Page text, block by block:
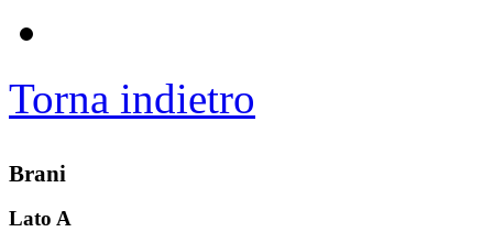
Torna indietro
Brani
Lato A